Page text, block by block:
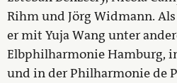
Rihm und Jörg Widmann.
er mit Yuja Wang unter
Elbphilharmonie Hamburg,
und in der Philharmonie de